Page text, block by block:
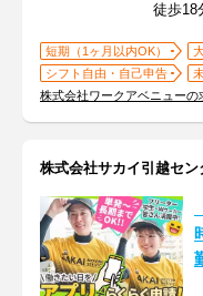
徒歩18
短期（1ヶ月以内OK）
シフト自由・自己申告
株式会社ワークアベニューの
株式会社サカイ引越セ